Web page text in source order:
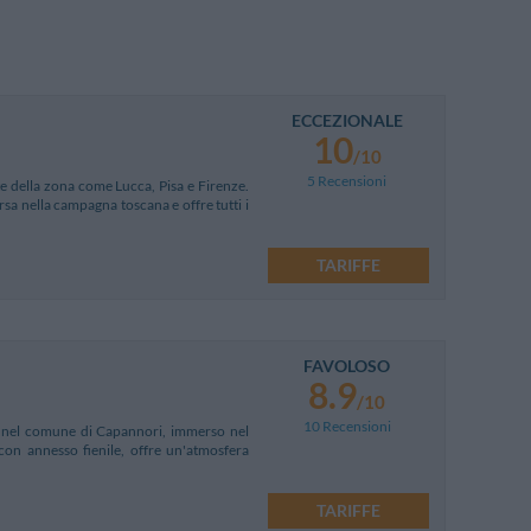
zona come Lucca, Pisa e Firenze.
nella campagna toscana e offre tutti i
ECCEZIONALE
10/10
5 Recensioni
TARIFFE
comune di Capannori, immerso nel
annesso fienile, offre un'atmosfera
FAVOLOSO
8.9/10
10 Recensioni
TARIFFE